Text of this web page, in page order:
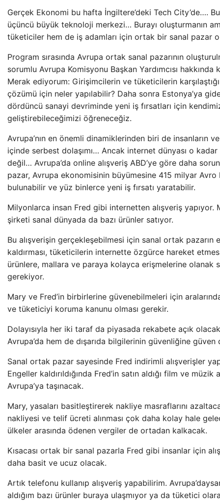
Gerçek Ekonomi bu hafta İngiltere’deki Tech City’de….
üçüncü büyük teknoloji merkezi… Burayı oluşturmanın
tüketiciler hem de iş adamları için ortak bir sanal pazar
Program sırasında Avrupa ortak sanal pazarının
sorumlu Avrupa Komisyonu Başkan Yardımcısı hakkında
Merak ediyorum: Girişimcilerin ve tüketicilerin
çözümü için neler yapılabilir? Daha sonra Estonya’ya
dördüncü sanayi devriminde yeni iş fırsatları için
geliştirebileceğimizi öğreneceğiz.
Avrupa’nın en önemli dinamiklerinden biri de insanların
içinde serbest dolaşımı… Ancak internet dünyası o
değil… Avrupa’da online alışveriş ABD’ye göre daha
pazar, Avrupa ekonomisinin büyümesine 415 milyar Avro
bulunabilir ve yüz binlerce yeni iş fırsatı yaratabilir.
Milyonlarca insan Fred gibi internetten alışveriş yapıyor.
şirketi sanal dünyada da bazı ürünler satıyor.
Bu alışverişin gerçekleşebilmesi için sanal ortak pazarın
kaldırması, tüketicilerin internette özgürce hareket
ürünlere, mallara ve paraya kolayca erişmelerine olanak
gerekiyor.
Mary ve Fred’in birbirlerine güvenebilmeleri için
ve tüketiciyi koruma kanunu olması gerekir.
Dolayısıyla her iki taraf da piyasada rekabete açık
Avrupa’da hem de dışarıda bilgilerinin güvenliğine güven
Sanal ortak pazar sayesinde Fred indirimli alışverişler
Engeller kaldırıldığında Fred’in satın aldığı film ve müzik
Avrupa’ya taşınacak.
Mary, yasaları basitleştirerek nakliye masraflarını
nakliyesi ve telif ücreti alınması çok daha kolay hale
ülkeler arasında ödenen vergiler de ortadan kalkacak.
Kısacası ortak bir sanal pazarla Fred gibi insanlar için
daha basit ve ucuz olacak.
Artık telefonu kullanıp alışveriş yapabilirim.
aldığım bazı ürünler buraya ulaşmıyor ya da tüketici